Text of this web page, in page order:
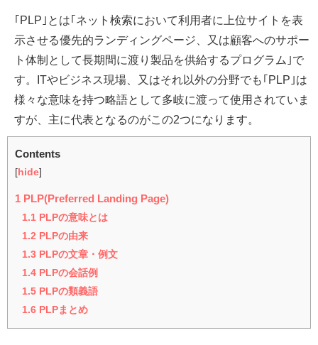
｢PLP｣とは｢ネット検索において利用者に上位サイトを表
示させる優先的ランディングページ、又は顧客へのサポー
ト体制として長期間に渡り製品を供給するプログラム｣で
す。ITやビジネス現場、又はそれ以外の分野でも｢PLP｣は
様々な意味を持つ略語として多岐に渡って使用されていま
すが、主に代表となるのがこの2つになります。
Contents
[ hide]
1 PLP(Preferred Landing Page)
1.1 PLPの意味とは
1.2 PLPの由来
1.3 PLPの文章・例文
1.4 PLPの会話例
1.5 PLPの類義語
1.6 PLPまとめ